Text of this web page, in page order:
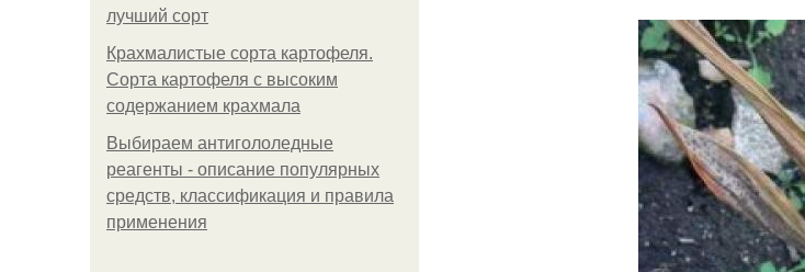
лучший сорт
Крахмалистые сорта картофеля.
Сорта картофеля с высоким
содержанием крахмала
Выбираем антигололедные
реагенты - описание популярных
средств, классификация и правила
применения